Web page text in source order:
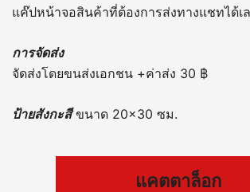
แค๊ปหน้าจอสินค้าที่ต้องการส่งทางแชทได้เ
การจัดส่ง
จัดส่งโดยขนส่งเอกชน +ค่าส่ง 30 ฿
ป้ายสังกะสีขนาด 20×30 ซม.
แคตตาล็อก